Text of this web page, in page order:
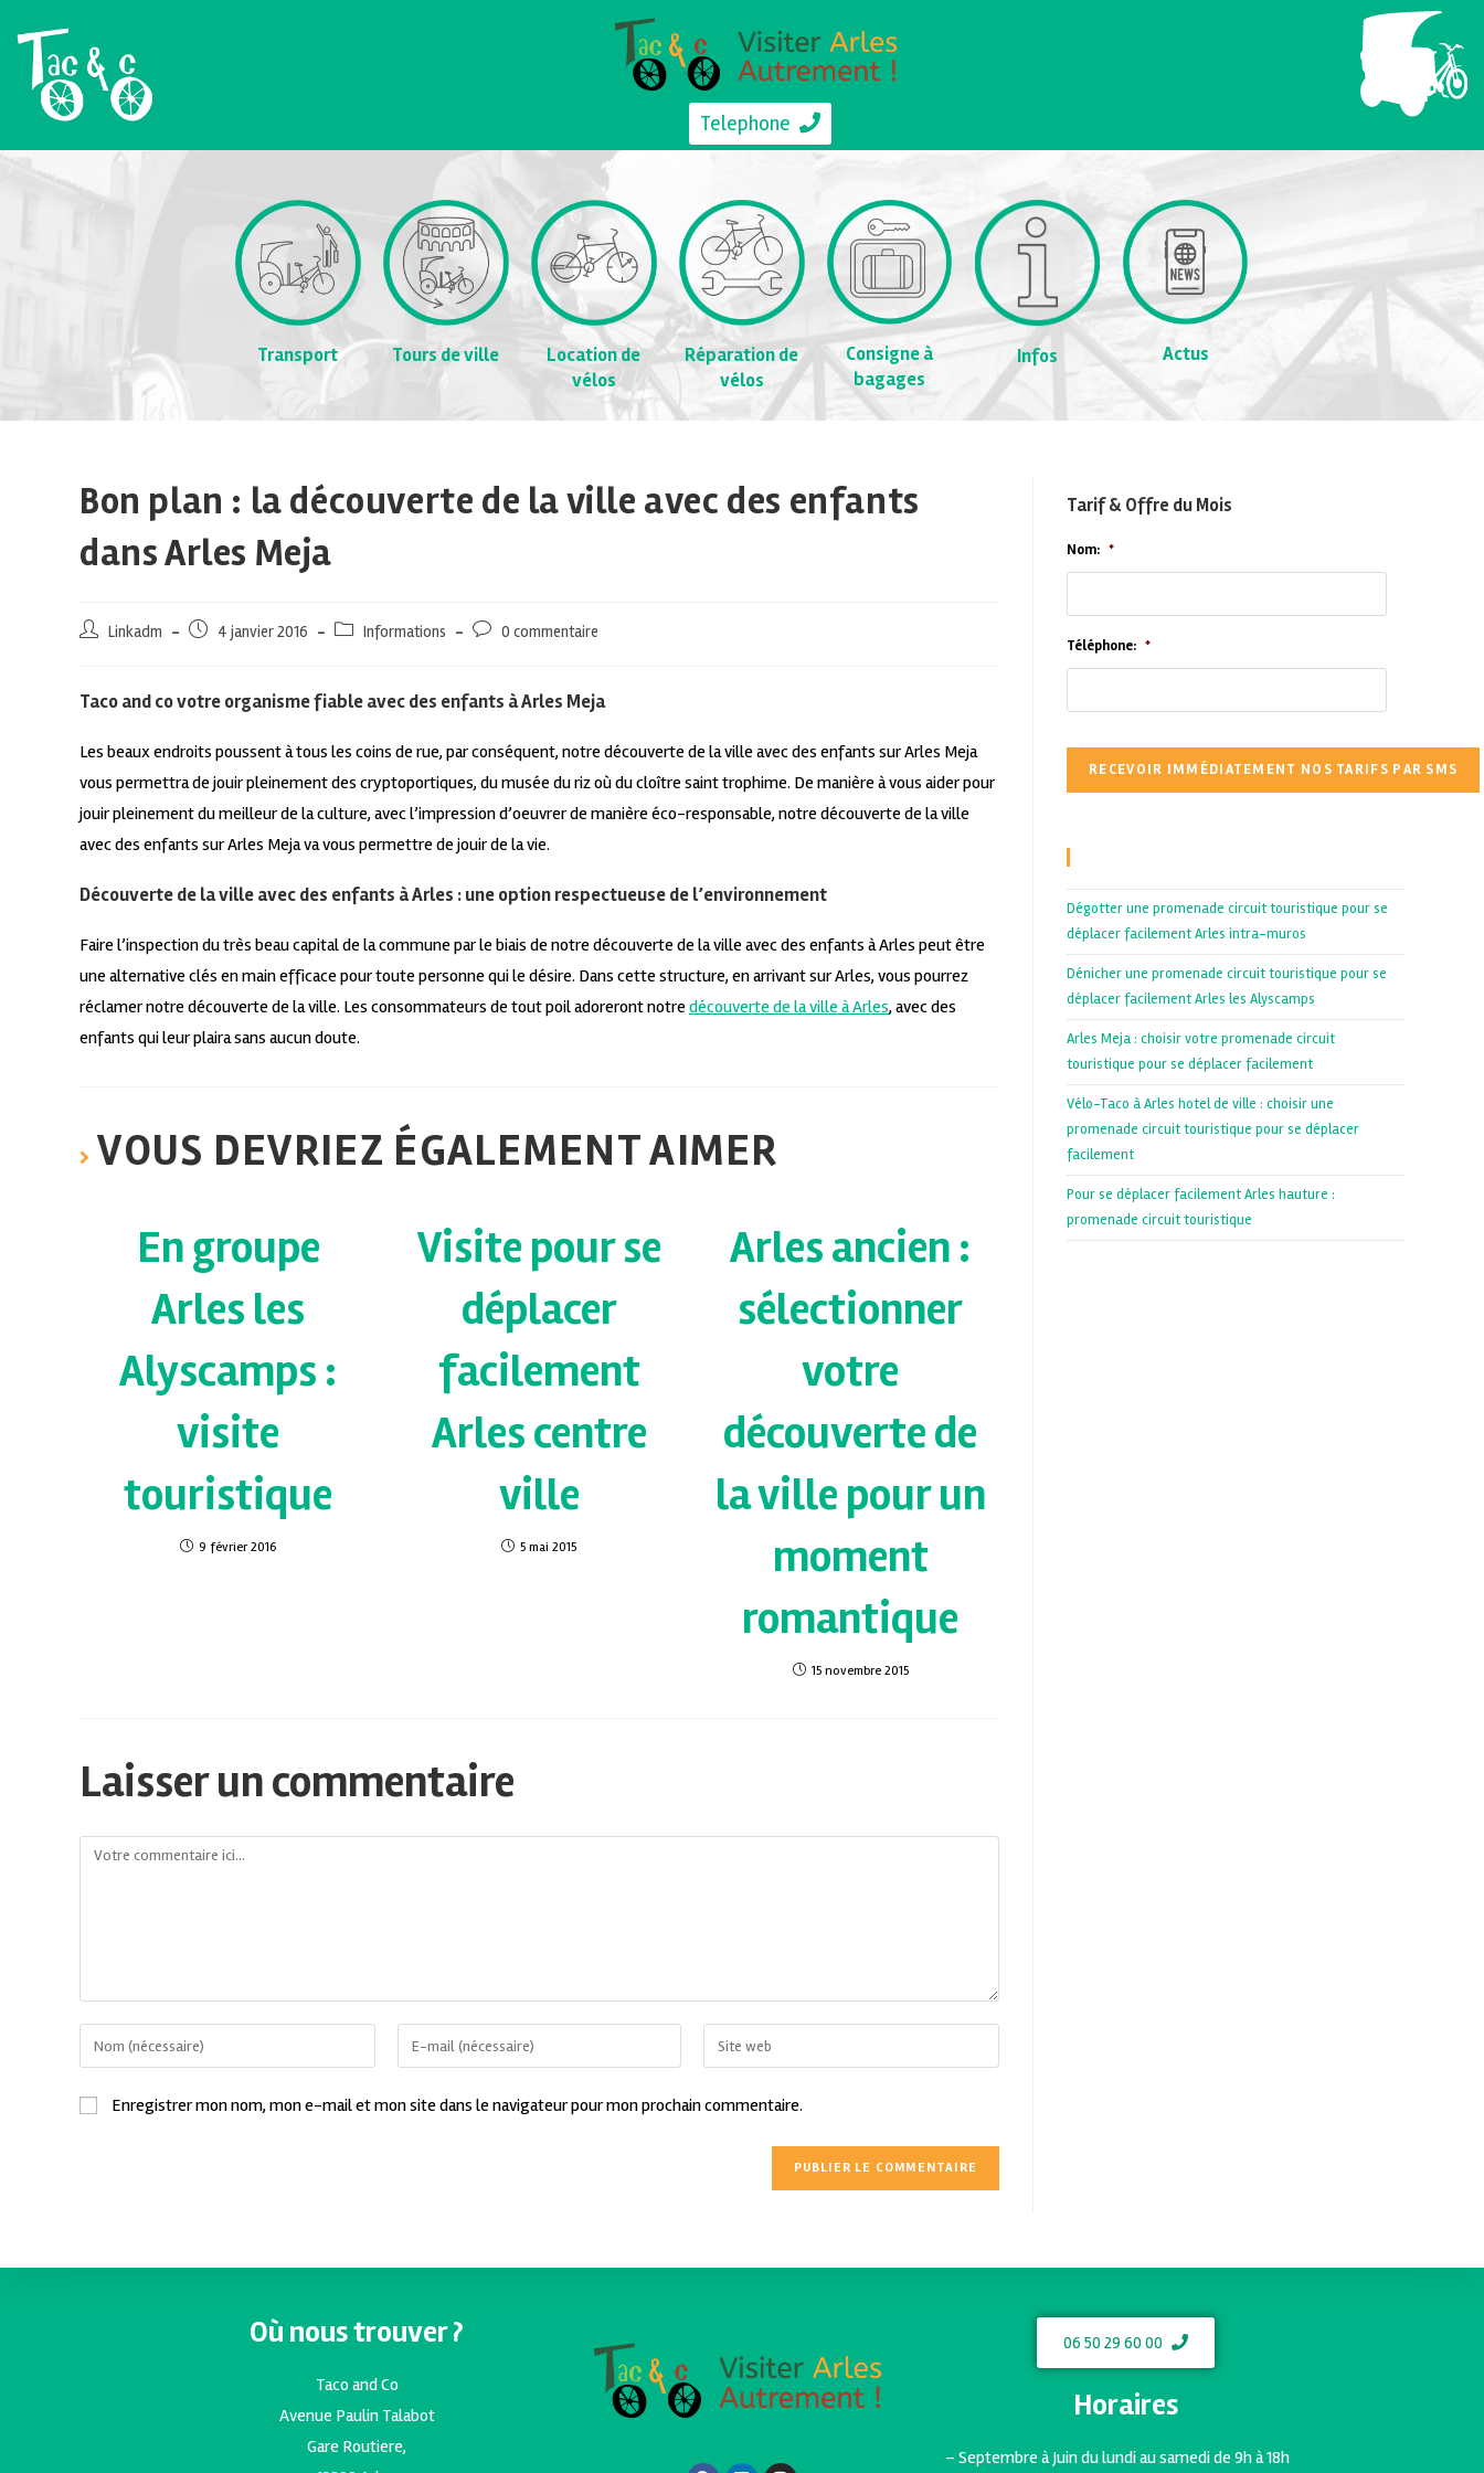
Telephone
Transport Tours de ville
Location de
vélos
Réparation de
vélos
Consigne à
bagages
Infos Actus
Bon plan : la découverte de la ville avec des enfants
dans Arles Meja
Linkadm 4 janvier 2016 Informations 0 commentaire
Taco and co votre organisme fiable avec des enfants à Arles Meja
Les beaux endroits poussent à tous les coins de rue, par conséquent, notre découverte de la ville avec des enfants sur Arles Meja
vous permettra de jouir pleinement des cryptoportiques, du musée du riz où du cloître saint trophime. De manière à vous aider pour
jouir pleinement du meilleur de la culture, avec l’impression d’oeuvrer de manière éco-responsable, notre découverte de la ville
avec des enfants sur Arles Meja va vous permettre de jouir de la vie.
Découverte de la ville avec des enfants à Arles : une option respectueuse de l’environnement
Faire l’inspection du très beau capital de la commune par le biais de notre découverte de la ville avec des enfants à Arles peut être
une alternative clés en main efficace pour toute personne qui le désire. Dans cette structure, en arrivant sur Arles, vous pourrez
réclamer notre découverte de la ville. Les consommateurs de tout poil adoreront notre découverte de la ville à Arles, avec des
enfants qui leur plaira sans aucun doute.
VOUS DEVRIEZ ÉGALEMENT AIMER
En groupe
Arles les
Alyscamps :
visite
touristique
9 février 2016
Visite pour se
déplacer
facilement
Arles centre
ville
5 mai 2015
Arles ancien :
sélectionner
votre
découverte de
la ville pour un
moment
romantique
15 novembre 2015
Laisser un commentaire
Enregistrer mon nom, mon e-mail et mon site dans le navigateur pour mon prochain commentaire.
Tarif & Offre du Mois
Nom: *
Téléphone: *
Dégotter une promenade circuit touristique pour se
déplacer facilement Arles intra-muros
Dénicher une promenade circuit touristique pour se
déplacer facilement Arles les Alyscamps
Arles Meja : choisir votre promenade circuit
touristique pour se déplacer facilement
Vélo-Taco à Arles hotel de ville : choisir une
promenade circuit touristique pour se déplacer
facilement
Pour se déplacer facilement Arles hauture :
promenade circuit touristique
Où nous trouver ?
Taco and Co
Avenue Paulin Talabot
Gare Routiere,
06 50 29 60 00
Horaires
– Septembre à Juin du lundi au samedi de 9h à 18h